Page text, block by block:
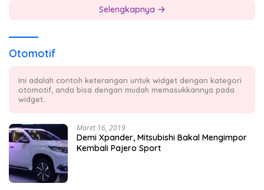
Selengkapnya
Otomotif
Ini adalah contoh keterangan untuk widget dengan kategori
otomotif, anda bisa dengan mudah memasukkannya pada
widget.
Maret 16, 2019
Demi Xpander, Mitsubishi Bakal Mengimpor
Kembali Pajero Sport